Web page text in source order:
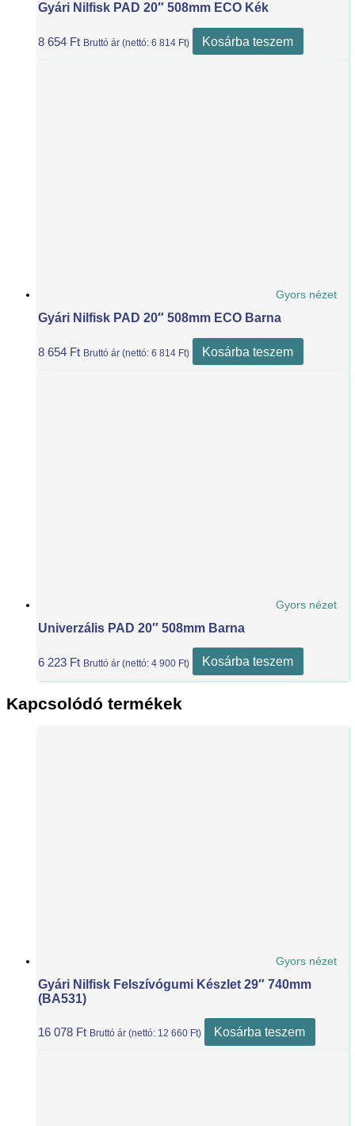
Gyári Nilfisk PAD 20″ 508mm ECO Kék
8 654 Ft Bruttó ár (nettó: 6 814 Ft) Kosárba teszem
Gyors nézet
Gyári Nilfisk PAD 20″ 508mm ECO Barna
8 654 Ft Bruttó ár (nettó: 6 814 Ft) Kosárba teszem
Gyors nézet
Univerzális PAD 20″ 508mm Barna
6 223 Ft Bruttó ár (nettó: 4 900 Ft) Kosárba teszem
Kapcsolódó termékek
Gyors nézet
Gyári Nilfisk Felszívógumi Készlet 29″ 740mm
(BA531)
16 078 Ft Bruttó ár (nettó: 12 660 Ft) Kosárba teszem